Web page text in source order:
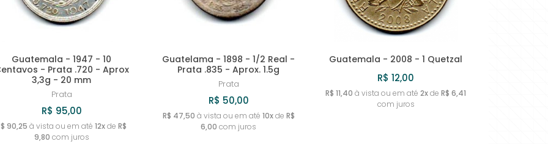
Guatemala - 1947 - 10
- Prata .720 - Aprox
3,3g - 20 mm
Prata
R$ 95,00
90,25 à vista ou em até12xdeR$
9,80 com juros
Guatelama - 1898 - 1/2 Real -
Prata .835 - Aprox. 1.5g
Prata
R$ 50,00
R$ 47,50 à vista ou em até 10xde R$
6,00 com juros
Guatemala - 2008 - 1 Quetzal
R$ 12,00
R$ 11,40 à vista ou em até2xdeR$ 6,41
com juros